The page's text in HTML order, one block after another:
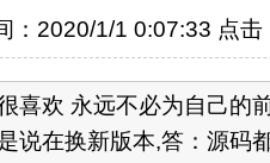
：2020/1/1 0:07:33 点击
喜欢 永远不必为自己的
说在换新版本,答：源码